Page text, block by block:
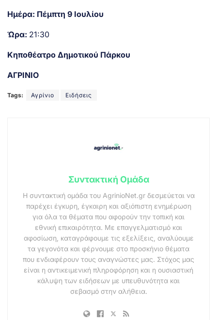
Ημέρα: Πέμπτη 9 Ιουλίου
Ώρα: 21:30
Κηποθέατρο Δημοτικού Πάρκου
ΑΓΡΙΝΙΟ
Tags: Αγρίνιο Ειδήσεις
Συντακτική Ομάδα
Η συντακτική ομάδα του AgrinioNet.gr δεσμεύεται να
παρέχει έγκυρη, έγκαιρη και αξιόπιστη ενημέρωση
για όλα τα θέματα που αφορούν την τοπική και
εθνική επικαιρότητα. Με επαγγελματισμό και
αφοσίωση, καταγράφουμε τις εξελίξεις, αναλύουμε
τα γεγονότα και φέρνουμε στο προσκήνιο θέματα
που ενδιαφέρουν τους αναγνώστες μας. Στόχος μας
είναι η αντικειμενική πληροφόρηση και η ουσιαστική
κάλυψη των ειδήσεων με υπευθυνότητα και
σεβασμό στην αλήθεια.